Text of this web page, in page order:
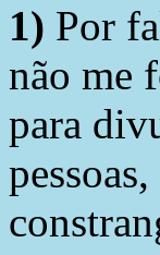
1) Por
não me
para